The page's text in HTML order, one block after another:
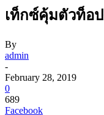
เท็กซ์คุ้มตัวท็อ
By
admin
-
February 28, 2019
0
689
Facebook